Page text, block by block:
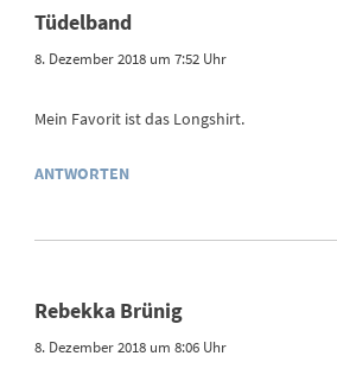
Tüdelband
8. Dezember 2018 um 7:52 Uhr
Mein Favorit ist das Longshirt.
ANTWORTEN
Rebekka Brünig
8. Dezember 2018 um 8:06 Uhr